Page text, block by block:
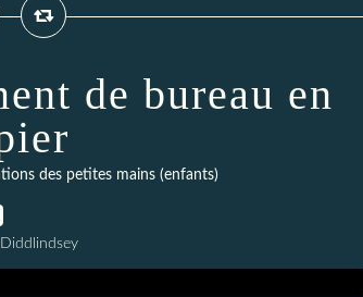
de bureau en
des petites mains (enfants)